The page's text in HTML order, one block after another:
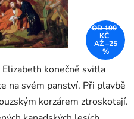
konečně svitla
na svém panství. Při plavbě
korzárem ztroskotají.
OD 199
KČ
AŽ –25
%